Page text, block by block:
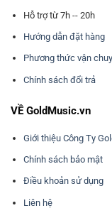
Hỗ trợ từ 7h -- 20h
Hướng dẫn đặt hàng
Phương thức vận
Chính sách đổi trả
VỀ GoldMusic.vn
Giới thiệu Công Ty
Chính sách bảo mật
Điều khoản sử dụng
Liên hệ